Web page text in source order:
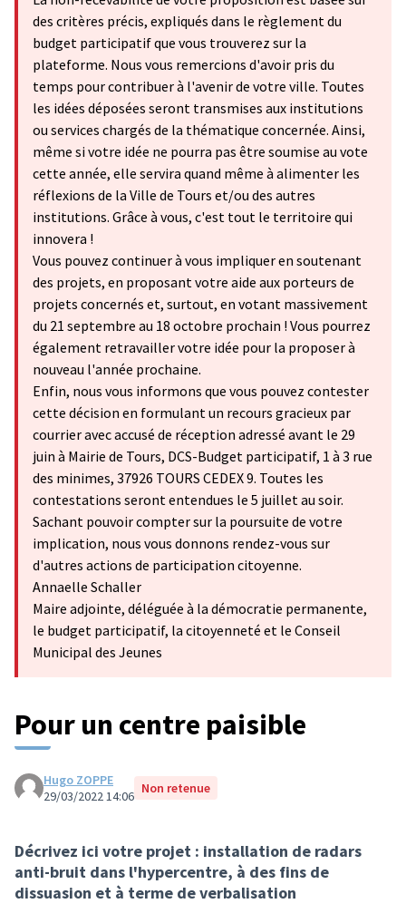
des critères précis, expliqués dans le règlement du
budget participatif que vous trouverez sur la
plateforme. Nous vous remercions d'avoir pris du
temps pour contribuer à l'avenir de votre ville. Toutes
les idées déposées seront transmises aux institutions
ou services chargés de la thématique concernée. Ainsi,
même si votre idée ne pourra pas être soumise au vote
cette année, elle servira quand même à alimenter les
réflexions de la Ville de Tours et/ou des autres
institutions. Grâce à vous, c'est tout le territoire qui
innovera !
Vous pouvez continuer à vous impliquer en soutenant
des projets, en proposant votre aide aux porteurs de
projets concernés et, surtout, en votant massivement
du 21 septembre au 18 octobre prochain ! Vous pourrez
également retravailler votre idée pour la proposer à
nouveau l'année prochaine.
Enfin, nous vous informons que vous pouvez contester
cette décision en formulant un recours gracieux par
courrier avec accusé de réception adressé avant le 29
juin à Mairie de Tours, DCS-Budget participatif, 1 à 3 rue
des minimes, 37926 TOURS CEDEX 9. Toutes les
contestations seront entendues le 5 juillet au soir.
Sachant pouvoir compter sur la poursuite de votre
implication, nous vous donnons rendez-vous sur
d'autres actions de participation citoyenne.
Annaelle Schaller
Maire adjointe, déléguée à la démocratie permanente,
le budget participatif, la citoyenneté et le Conseil
Municipal des Jeunes
Pour un centre paisible
Hugo ZOPPE
29/03/2022 14:06 Non retenue
Décrivez ici votre projet : installation de radars
anti-bruit dans l'hypercentre, à des fins de
dissuasion et à terme de verbalisation